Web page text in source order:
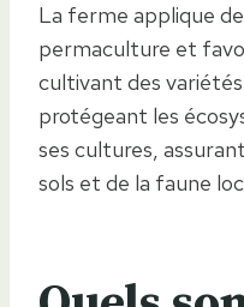
La ferme applique
permaculture et
cultivant des
protégeant les
ses cultures,
sols et de la faune